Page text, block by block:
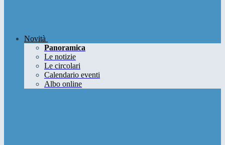
Novità
Panoramica
Le notizie
Le circolari
Calendario eventi
Albo online